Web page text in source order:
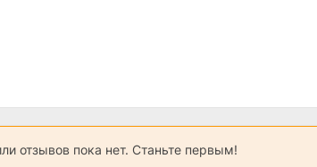
отзывов пока нет. Станьте первым!